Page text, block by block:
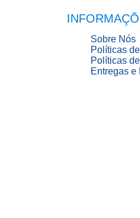
Sobre Nós
Políticas
Políticas
Entregas e